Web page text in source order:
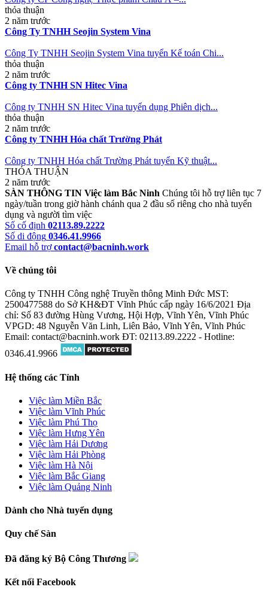
thỏa thuận
2 năm trước
Công Ty TNHH Seojin System Vina
Công Ty TNHH Seojin System Vina tuyển Kế toán Chi...
thỏa thuận
2 năm trước
Công ty TNHH SN Hitec Vina
Công ty TNHH SN Hitec Vina tuyển dụng Phiên dịch...
thỏa thuận
2 năm trước
Công ty TNHH Hóa chất Trường Phát
Công ty TNHH Hóa chất Trường Phát tuyển Kỹ thuật...
THỎA THUẬN
2 năm trước
SÀN THÔNG TIN Việc làm Bắc Ninh Chúng tôi hỗ trợ liên tục 7
ngày/tuần trong giờ hành chánh qua 2 đầu số riêng cho nhà tuyển
dụng và người tìm việc
Số cố định 02113.89.2222
Số di động 0346.41.9966
Email hỗ trợ contact@bacninh.work
Về chúng tôi
Công ty TNHH Công nghệ Truyền thông Minh Đức MST:
2500477588 do Sở KH&ĐT Vĩnh Phúc cấp ngày 16/6/2021 Địa
chỉ: Số 83 đường Hùng Vương, Hội Hợp, Vĩnh Yên, Vĩnh Phúc
VPGD: 48 Nguyễn Văn Linh, Liên Bảo, Vĩnh Yên, Vĩnh Phúc
Email: contact@bacninh.work ĐT: 02113.89.2222 - Hotline:
0346.41.9966
Hệ thống các Tỉnh
Việc làm Miền Bắc
Việc làm Vĩnh Phúc
Việc làm Phú Thọ
Việc làm Hưng Yên
Việc làm Hải Dương
Việc làm Hải Phòng
Việc làm Hà Nội
Việc làm Bắc Giang
Việc làm Quảng Ninh
Dành cho Nhà tuyển dụng
Quy chế Sàn
Đã đăng ký Bộ Công Thương
Kết nối Facebook